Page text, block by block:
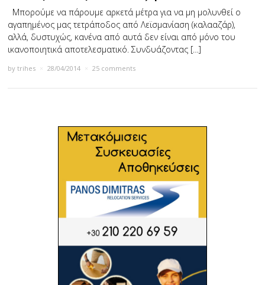
Μπορούμε να πάρουμε αρκετά μέτρα για να μη μολυνθεί ο
αγαπημένος μας τετράποδος από Λεϊσμανίαση (καλααζάρ),
αλλά, δυστυχώς, κανένα από αυτά δεν είναι από μόνο του
ικανοποιητικά αποτελεσματικό. Συνδυάζοντας […]
bytrihes 28/04/2014 25 comments